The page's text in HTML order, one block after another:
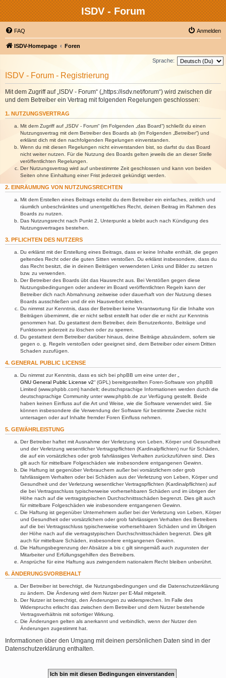
ISDV - Forum
FAQ Anmelden
ISDV-Homepage Foren
Sprache:
ISDV - Forum - Registrierung
Mit dem Zugriff auf „ISDV - Forum“ („https://isdv.net/forum“) wird zwischen dir
und dem Betreiber ein Vertrag mit folgenden Regelungen geschlossen:
1. NUTZUNGSVERTRAG
Mit dem Zugriff auf „ISDV - Forum“ (im Folgenden „das Board“) schließt du einen
Nutzungsvertrag mit dem Betreiber des Boards ab (im Folgenden „Betreiber“) und
erklärst dich mit den nachfolgenden Regelungen einverstanden.
Wenn du mit diesen Regelungen nicht einverstanden bist, so darfst du das Board
nicht weiter nutzen. Für die Nutzung des Boards gelten jeweils die an dieser Stelle
veröffentlichten Regelungen.
Der Nutzungsvertrag wird auf unbestimmte Zeit geschlossen und kann von beiden
Seiten ohne Einhaltung einer Frist jederzeit gekündigt werden.
2. EINRÄUMUNG VON NUTZUNGSRECHTEN
Mit dem Erstellen eines Beitrags erteilst du dem Betreiber ein einfaches, zeitlich und
räumlich unbeschränktes und unentgeltliches Recht, deinen Beitrag im Rahmen des
Boards zu nutzen.
Das Nutzungsrecht nach Punkt 2, Unterpunkt a bleibt auch nach Kündigung des
Nutzungsvertrages bestehen.
3. PFLICHTEN DES NUTZERS
Du erklärst mit der Erstellung eines Beitrags, dass er keine Inhalte enthält, die gegen
geltendes Recht oder die guten Sitten verstoßen. Du erklärst insbesondere, dass du
das Recht besitzt, die in deinen Beiträgen verwendeten Links und Bilder zu setzen
bzw. zu verwenden.
Der Betreiber des Boards übt das Hausrecht aus. Bei Verstößen gegen diese
Nutzungsbedingungen oder anderer im Board veröffentlichten Regeln kann der
Betreiber dich nach Abmahnung zeitweise oder dauerhaft von der Nutzung dieses
Boards ausschließen und dir ein Hausverbot erteilen.
Du nimmst zur Kenntnis, dass der Betreiber keine Verantwortung für die Inhalte von
Beiträgen übernimmt, die er nicht selbst erstellt hat oder die er nicht zur Kenntnis
genommen hat. Du gestattest dem Betreiber, dein Benutzerkonto, Beiträge und
Funktionen jederzeit zu löschen oder zu sperren.
Du gestattest dem Betreiber darüber hinaus, deine Beiträge abzuändern, sofern sie
gegen o. g. Regeln verstoßen oder geeignet sind, dem Betreiber oder einem Dritten
Schaden zuzufügen.
4. GENERAL PUBLIC LICENSE
Du nimmst zur Kenntnis, dass es sich bei phpBB um eine unter der „
GNU General Public License v2“ (GPL) bereitgestellten Foren-Software von phpBB
Limited (www.phpbb.com) handelt; deutschsprachige Informationen werden durch die
deutschsprachige Community unter www.phpbb.de zur Verfügung gestellt. Beide
haben keinen Einfluss auf die Art und Weise, wie die Software verwendet wird. Sie
können insbesondere die Verwendung der Software für bestimmte Zwecke nicht
untersagen oder auf Inhalte fremder Foren Einfluss nehmen.
5. GEWÄHRLEISTUNG
Der Betreiber haftet mit Ausnahme der Verletzung von Leben, Körper und Gesundheit
und der Verletzung wesentlicher Vertragspflichten (Kardinalpflichten) nur für Schäden,
die auf ein vorsätzliches oder grob fahrlässiges Verhalten zurückzuführen sind. Dies
gilt auch für mittelbare Folgeschäden wie insbesondere entgangenen Gewinn.
Die Haftung ist gegenüber Verbrauchern außer bei vorsätzlichem oder grob
fahrlässigem Verhalten oder bei Schäden aus der Verletzung von Leben, Körper und
Gesundheit und der Verletzung wesentlicher Vertragspflichten (Kardinalpflichten) auf
die bei Vertragsschluss typischerweise vorhersehbaren Schäden und im übrigen der
Höhe nach auf die vertragstypischen Durchschnittsschäden begrenzt. Dies gilt auch
für mittelbare Folgeschäden wie insbesondere entgangenen Gewinn.
Die Haftung ist gegenüber Unternehmern außer bei der Verletzung von Leben, Körper
und Gesundheit oder vorsätzlichem oder grob fahrlässigem Verhalten des Betreibers
auf die bei Vertragsschluss typischerweise vorhersehbaren Schäden und im Übrigen
der Höhe nach auf die vertragstypischen Durchschnittsschäden begrenzt. Dies gilt
auch für mittelbare Schäden, insbesondere entgangenen Gewinn.
Die Haftungsbegrenzung der Absätze a bis c gilt sinngemäß auch zugunsten der
Mitarbeiter und Erfüllungsgehilfen des Betreibers.
Ansprüche für eine Haftung aus zwingendem nationalem Recht bleiben unberührt.
6. ÄNDERUNGSVORBEHALT
Der Betreiber ist berechtigt, die Nutzungsbedingungen und die Datenschutzerklärung
zu ändern. Die Änderung wird dem Nutzer per E-Mail mitgeteilt.
Der Nutzer ist berechtigt, den Änderungen zu widersprechen. Im Falle des
Widerspruchs erlischt das zwischen dem Betreiber und dem Nutzer bestehende
Vertragsverhältnis mit sofortiger Wirkung.
Die Änderungen gelten als anerkannt und verbindlich, wenn der Nutzer den
Änderungen zugestimmt hat.
Informationen über den Umgang mit deinen persönlichen Daten sind in der
Datenschutzerklärung enthalten.